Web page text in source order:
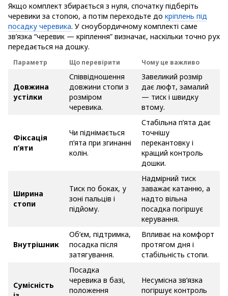
Якщо комплект збирається з нуля, спочатку підберіть
черевики за стопою, а потім переходьте до кріплень під
посадку черевика. У сноубордичному комплекті саме
зв’язка “черевик — кріплення” визначає, наскільки точно рух
передається на дошку.
Параметр Що перевірити Чому це важливо
Довжина
устілки
Співвідношення
довжини стопи з
розміром
черевика.
Завеликий розмір
дає люфт, замалий
— тиск і швидку
втому.
Фіксація
п’яти
Чи піднімається
п’ята при згинанні
колін.
Стабільна п’ята дає
точнішу
перекантовку і
кращий контроль
дошки.
Ширина
стопи
Тиск по боках, у
зоні пальців і
підйому.
Надмірний тиск
заважає катанню, а
надто вільна
посадка погіршує
керування.
Внутрішник
Об’єм, підтримка,
посадка після
затягування.
Впливає на комфорт
протягом дня і
стабільність стопи.
Сумісність
Посадка
черевика в базі,
положення
Несумісна зв’язка
погіршує контроль